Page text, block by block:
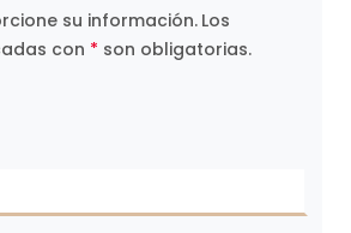
su información. Los
con * son obligatorias.